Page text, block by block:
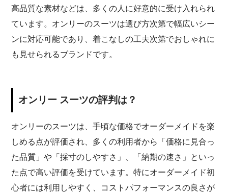
高品質な素材などは、多くの人に好意的に受け入れられ
ています。オンリーのスーツは選び方次第で幅広いシー
ンに対応可能であり、着こなしの工夫次第でおしゃれに
も見せられるブランドです。
オンリー スーツの評判は？
オンリーのスーツは、手頃な価格でオーダーメイドを楽
しめる点が評価され、多くの利用者から「価格に見合っ
た品質」や「採寸のしやすさ」、「納期の速さ」といっ
た点で高い評価を受けています。特にオーダーメイド初
心者には利用しやすく、コストパフォーマンスの良さが